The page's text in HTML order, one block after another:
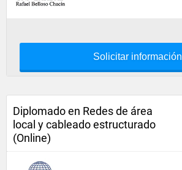
Solicitar información
Diplomado en Redes de área
local y cableado estructurado
(Online)